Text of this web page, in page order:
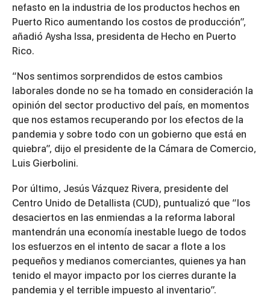
nefasto en la industria de los productos hechos en
Puerto Rico aumentando los costos de producción”,
añadió Aysha Issa, presidenta de Hecho en Puerto
Rico.
“Nos sentimos sorprendidos de estos cambios
laborales donde no se ha tomado en consideración la
opinión del sector productivo del país, en momentos
que nos estamos recuperando por los efectos de la
pandemia y sobre todo con un gobierno que está en
quiebra”, dijo el presidente de la Cámara de Comercio,
Luis Gierbolini.
Por último, Jesús Vázquez Rivera, presidente del
Centro Unido de Detallista (CUD), puntualizó que “los
desaciertos en las enmiendas a la reforma laboral
mantendrán una economía inestable luego de todos
los esfuerzos en el intento de sacar a flote a los
pequeños y medianos comerciantes, quienes ya han
tenido el mayor impacto por los cierres durante la
pandemia y el terrible impuesto al inventario”.